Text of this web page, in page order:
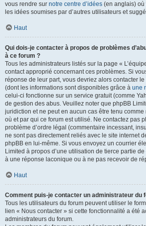
vous rendre sur notre centre d’idées (en anglais) où
les idées soumises par d’autres utilisateurs et
Haut
Qui dois-je contacter à propos de problèmes
à ce forum ?
Tous les administrateurs listés sur la page «
contact approprié concernant ces problèmes. Si
réponse de leur part, vous devriez alors contacter
(dont les informations sont disponibles grâce à une
celui-ci fonctionne sur un service gratuit (comme
de gestion des abus. Veuillez noter que phpBB
juridiction et ne peut en aucun cas être tenu
où et par qui ce forum est utilisé. Ne contactez pas
problème d’ordre légal (commentaire incessant,
ne sont pas directement reliés avec le site internet
phpBB en lui-même. Si vous envoyez un courrier
Limited à propos d’une utilisation de tierce partie
à une réponse laconique ou à ne pas recevoir de
Haut
Comment puis-je contacter un administrateur du
Tous les utilisateurs du forum peuvent utiliser le
lien « Nous contacter » si cette fonctionnalité a été
administrateurs du forum.